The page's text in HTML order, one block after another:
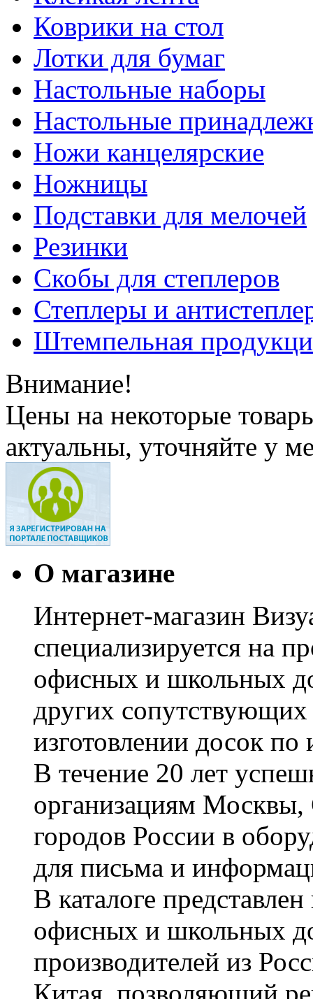
Коврики на стол
Лотки для бумаг
Настольные наборы
Настольные
Ножи канцелярские
Ножницы
Подставки для мелочей
Резинки
Скобы для степлеров
Степлеры и
Штемпельная
Внимание!
Цены на некоторые
актуальны, уточняйте у
О магазине
Интернет-магазин
специализируется на
офисных и школьных
других сопутствующих
изготовлении досок по
В течение 20 лет
организациям Москвы,
городов России в
для письма и
В каталоге
офисных и школьных
производителей из
Китая, позволяющий